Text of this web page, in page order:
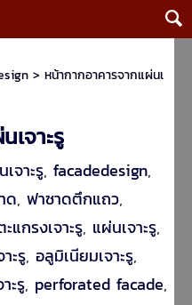
>หน้ากากอาคารจากแผ่นเ
เจาะรู
จาะรู,facadedesign,
ด,ฟาซาดตึกแถว,
ะแกรงเจาะรู, แผ่นเจาะรู,
ะรู,อลูมิเนียมเจาะรู,
ะรู, perforated facade,